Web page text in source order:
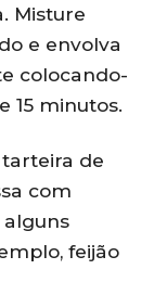
Misture
e envolva
colocando-
15 minutos.
de
com
feijão